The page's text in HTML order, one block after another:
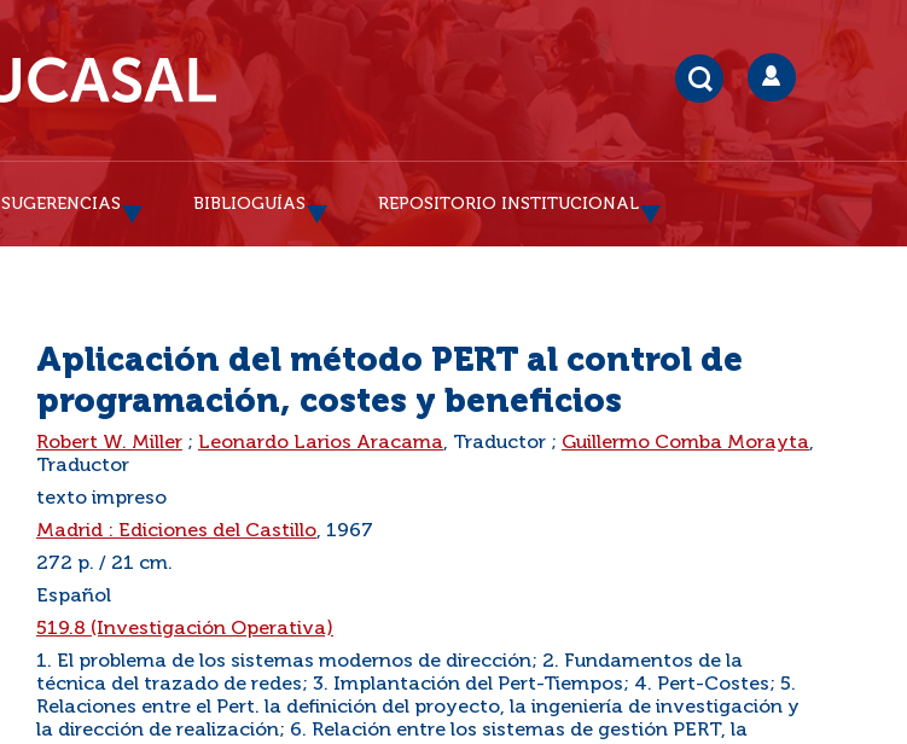
SUGERENCIAS BIBLIOGUÍAS REPOSITORIO INSTITUCIONAL
Aplicación del método PERT al control de
programación, costes y beneficios
Robert W. Miller ; Leonardo Larios Aracama, Traductor ; Guillermo Comba Morayta,
Traductor
texto impreso
Madrid : Ediciones del Castillo, 1967
272 p. / 21 cm.
Español
519.8 (Investigación Operativa)
1. El problema de los sistemas modernos de dirección; 2. Fundamentos de la
técnica del trazado de redes; 3. Implantación del Pert-Tiempos; 4. Pert-Costes; 5.
Relaciones entre el Pert. la definición del proyecto, la ingeniería de investigación y
la dirección de realización; 6. Relación entre los sistemas de gestión PERT, la